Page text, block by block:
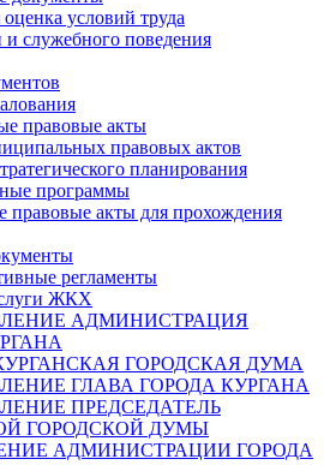
условий труда
и служебного поведения
правовые акты
правовых актов
планирования
программы
правовые акты для прохождения
регламенты
ЖКХ
АДМИНИСТРАЦИЯ
ГОРОДСКАЯ ДУМА
ГЛАВА ГОРОДА КУРГАНА
ПРЕДСЕДАТЕЛЬ
ГОРОДСКОЙ ДУМЫ
АДМИНИСТРАЦИИ ГОРОДА